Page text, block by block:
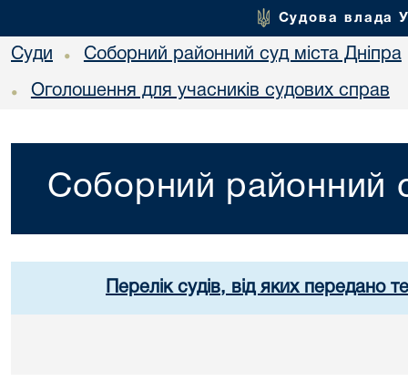
Судова влада
Суди • Соборний районний суд міста Дніпра
• Оголошення для учасників судових справ
Соборний районний
Перелік судів, від яких передано